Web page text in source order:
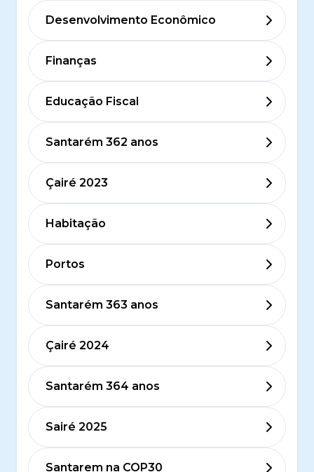
Desenvolvimento Econômico
Finanças
Educação Fiscal
Santarém 362 anos
Çairé 2023
Habitação
Portos
Santarém 363 anos
Çairé 2024
Santarém 364 anos
Sairé 2025
Santarem na COP30